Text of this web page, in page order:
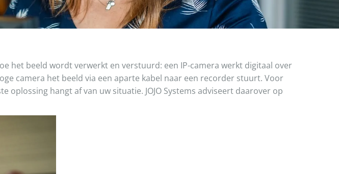
het beeld wordt verwerkt en verstuurd: een IP-camera werkt digitaal over
camera het beeld via een aparte kabel naar een recorder stuurt. Voor
oplossing hangt af van uw situatie. JOJO Systems adviseert daarover op